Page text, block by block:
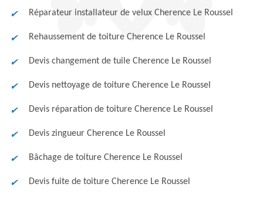
Réparateur installateur de velux Cherence Le Roussel
Rehaussement de toiture Cherence Le Roussel
Devis changement de tuile Cherence Le Roussel
Devis nettoyage de toiture Cherence Le Roussel
Devis réparation de toiture Cherence Le Roussel
Devis zingueur Cherence Le Roussel
Bâchage de toiture Cherence Le Roussel
Devis fuite de toiture Cherence Le Roussel